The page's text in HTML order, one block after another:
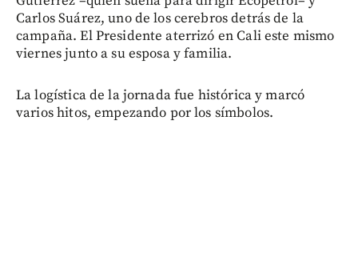
Carlos Suárez, uno de los cerebros detrás de la
campaña. El Presidente aterrizó en Cali este mismo
viernes junto a su esposa y familia.
La logística de la jornada fue histórica y marcó
varios hitos, empezando por los símbolos.